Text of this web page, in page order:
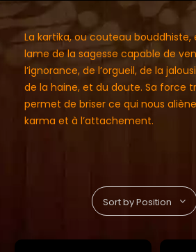
La kartika, ou couteau bouddhiste,
lame de la sagesse capable de
l’ignorance, de l’orgueil, de la
de la haine, et du doute. Sa force
permet de briser ce qui nous
karma et à l’attachement.